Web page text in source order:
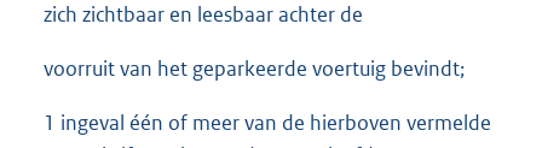
zich zichtbaar en leesbaar achter de
voorruit van het geparkeerde voertuig bevindt;
1 ingeval één of meer van de hierboven vermelde